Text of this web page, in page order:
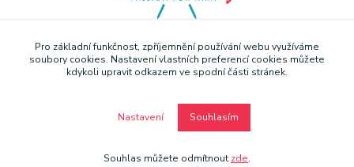
Vytvořeno na
Eshop-rychle.cz
Pro základní funkčnost, zpříjemnění používání webu využíváme
soubory cookies. Nastavení vlastních preferencí cookies můžete
kdykoli upravit odkazem ve spodní části stránek.
Nastavení Souhlasím
Souhlas můžete odmítnout zde.